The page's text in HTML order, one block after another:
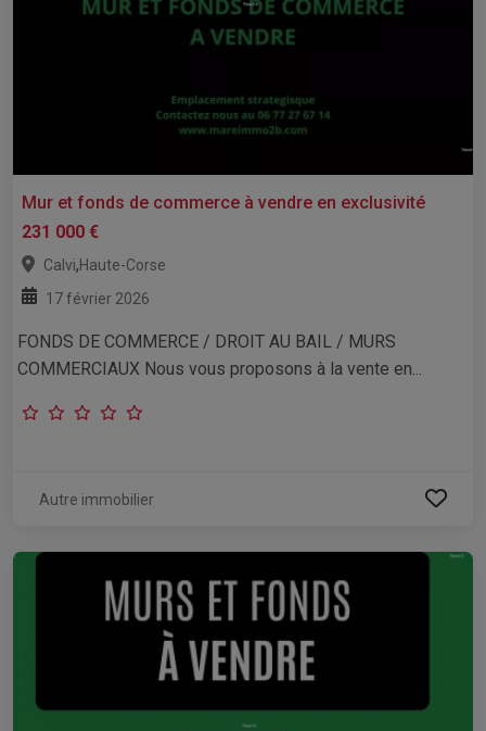
Mur et fonds de commerce à vendre en exclusivité
231 000 €
Calvi,Haute-Corse
17 février 2026
FONDS DE COMMERCE / DROIT AU BAIL / MURS
COMMERCIAUX Nous vous proposons à la vente en...
Autre immobilier